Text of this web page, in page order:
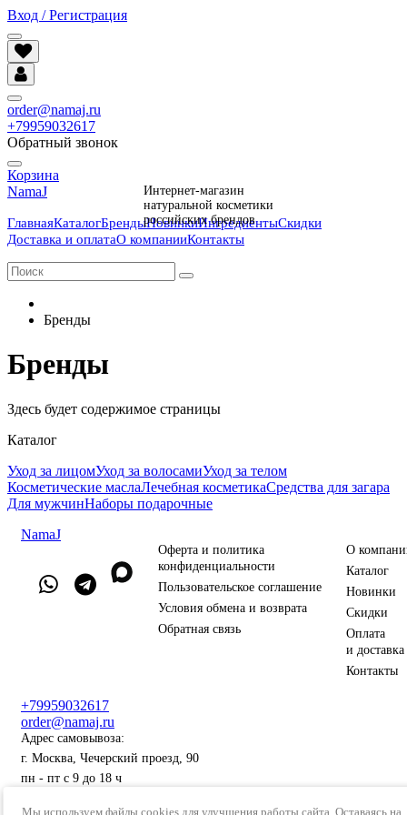
Вход / Регистрация
order@namaj.ru
+79959032617
Обратный звонок
Корзина
NamaJ
Интернет-магазин
натуральной косметики
российских брендов
ГлавнаяКаталогБрендыНовинкиИнгредиентыСкидки
Доставка и оплатаО компанииКонтакты
Бренды
Бренды
Здесь будет содержимое страницы
Каталог
Уход за лицомУход за волосамиУход за телом
Косметические маслаЛечебная косметикаСредства для загара
Для мужчинНаборы подарочные
NamaJ
Оферта и политика
конфиденциальности
Пользовательское соглашение
Условия обмена и возврата
Обратная связь
О
Каталог
Новинки
Скидки
Оплата
и доставка
Контакты
+79959032617
order@namaj.ru
Адрес самовывоза:
г. Москва, Чечерский проезд, 90
пн - пт с 9 до 18 ч
Мы используем файлы cookies для улучшения работы сайта. Оставаясь на